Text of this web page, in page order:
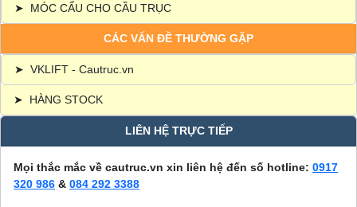
➤ MÓC CẨU CHO CẦU TRỤC
CÁC VẤN ĐỀ THƯỜNG GẶP
➤ VKLIFT - Cautruc.vn
➤ HÀNG STOCK
LIÊN HỆ TRỰC TIẾP
Mọi thắc mắc về cautruc.vn xin liên hệ đến số hotline: 0917
320 986 & 084 292 3388